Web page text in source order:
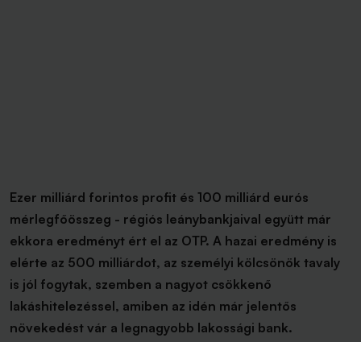
Ezer milliárd forintos profit és 100 milliárd eurós
mérlegfőösszeg - régiós leánybankjaival együtt már
ekkora eredményt ért el az OTP. A hazai eredmény is
elérte az 500 milliárdot, az személyi kölcsönök tavaly
is jól fogytak, szemben a nagyot csökkenő
lakáshitelezéssel, amiben az idén már jelentős
növekedést vár a legnagyobb lakossági bank.